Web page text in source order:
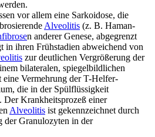
vor allem eine Sarkoidose, die
Alveolitis (z. B. Haman-
n anderer Genese, abgegrenzt
in ihren Frühstadien abweichend von
zur deutlichen Vergrößerung der
bilateralen, spiegelbildlichen
Vermehrung der T-Helfer-
die in der Spülflüssigkeit
Der Krankheitsprozeß einer
Alveolitis ist gekennzeichnet durch
der Granulozyten in der